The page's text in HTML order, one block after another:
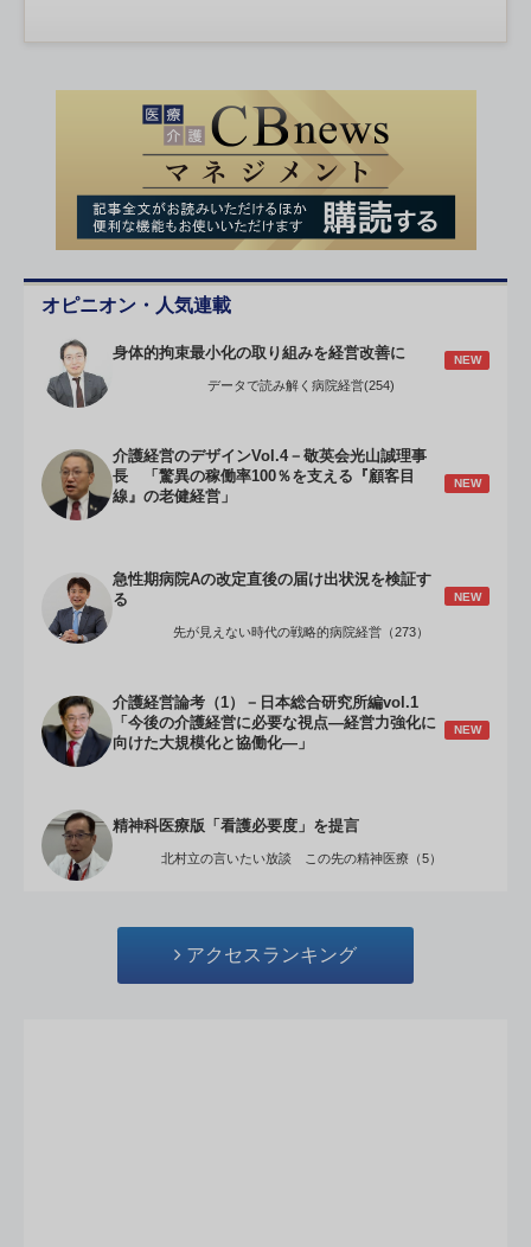
オピニオン・人気連載
身体的拘束最小化の取り組みを経営改善に NEW
データで読み解く病院経営(254)
介護経営のデザインVol.4－敬英会光山誠理事
長 「驚異の稼働率100％を支える『顧客目
線』の老健経営」
NEW
急性期病院Aの改定直後の届け出状況を検証す
る
NEW
先が見えない時代の戦略的病院経営（273）
介護経営論考（1）－日本総合研究所編vol.1
「今後の介護経営に必要な視点―経営力強化に
向けた大規模化と協働化―」
NEW
精神科医療版「看護必要度」を提言
北村立の言いたい放談 この先の精神医療（5）
アクセスランキング